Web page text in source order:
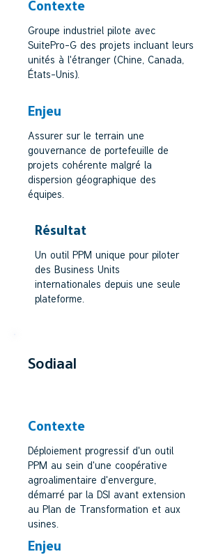
Contexte
Groupe industriel pilote avec
SuitePro-G des projets incluant leurs
unités à l'étranger (Chine, Canada,
États-Unis).
Enjeu
Assurer sur le terrain une
gouvernance de portefeuille de
projets cohérente malgré la
dispersion géographique des
équipes.
Résultat
Un outil PPM unique pour piloter
des Business Units
internationales depuis une seule
plateforme.
Sodiaal
Contexte
Déploiement progressif d'un outil
PPM au sein d'une coopérative
agroalimentaire d'envergure,
démarré par la DSI avant extension
au Plan de Transformation et aux
usines.
Enjeu